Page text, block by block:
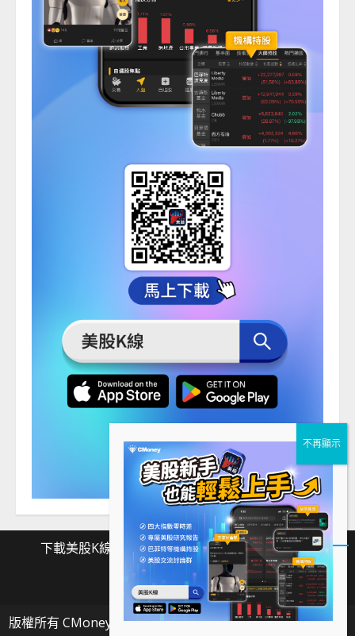
下載美股K線 Facebook Instagram Twitter
載
美
Facebook
Instagram
Twitter
版權所有 CMoney 全曜財經資訊股份有限公司|MoreNews